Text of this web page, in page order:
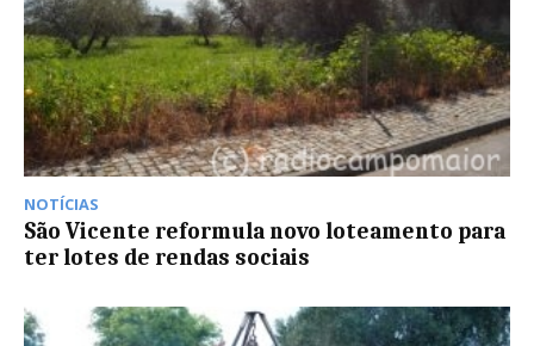
NOTÍCIAS
São Vicente reformula novo loteamento para
ter lotes de rendas sociais